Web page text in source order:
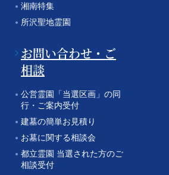
湘南特集
所沢聖地霊園
お問い合わせ・ご
相談
公営霊園「当選区画」の同
行・ご案内受付
建墓の簡単お見積り
お墓に関する相談会
都立霊園 当選された方のご
相談受付